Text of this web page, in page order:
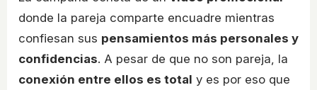
donde la pareja comparte encuadre mientras
confiesan sus pensamientos más personales y
confidencias. A pesar de que no son pareja, la
conexión entre ellos es total y es por eso que